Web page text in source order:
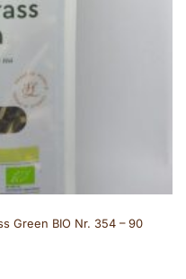
Green BIO Nr. 354 – 90